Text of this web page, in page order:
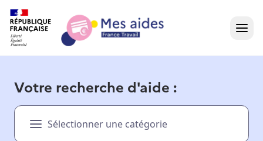
Présentation vidéo
Votre recherche d'aide :
Sélectionner une catégorie